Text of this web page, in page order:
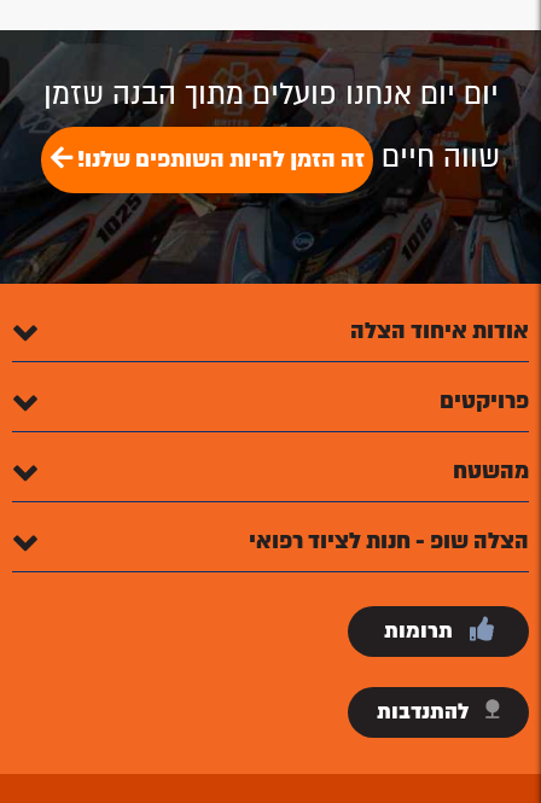
יום יום אנחנו פועלים מתוך הבנה שזמן
שווה חיים זה הזמן להיות השותפים שלנו!
אודות איחוד הצלה
פרויקטים
מהשטח
הצלה שופ - חנות לציוד רפואי
תרומות
להתנדבות